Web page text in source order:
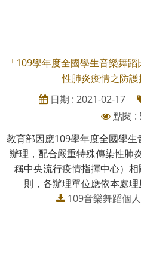
「109學年度全國學生音樂舞
性肺炎疫情之防護
日期 : 2021-02-17
點閱 :
教育部因應109學年度全國學
辦理，配合嚴重特殊傳染性肺
稱中央流行疫情指揮中心）
則，各辦理單位應依本處
109音樂舞蹈個